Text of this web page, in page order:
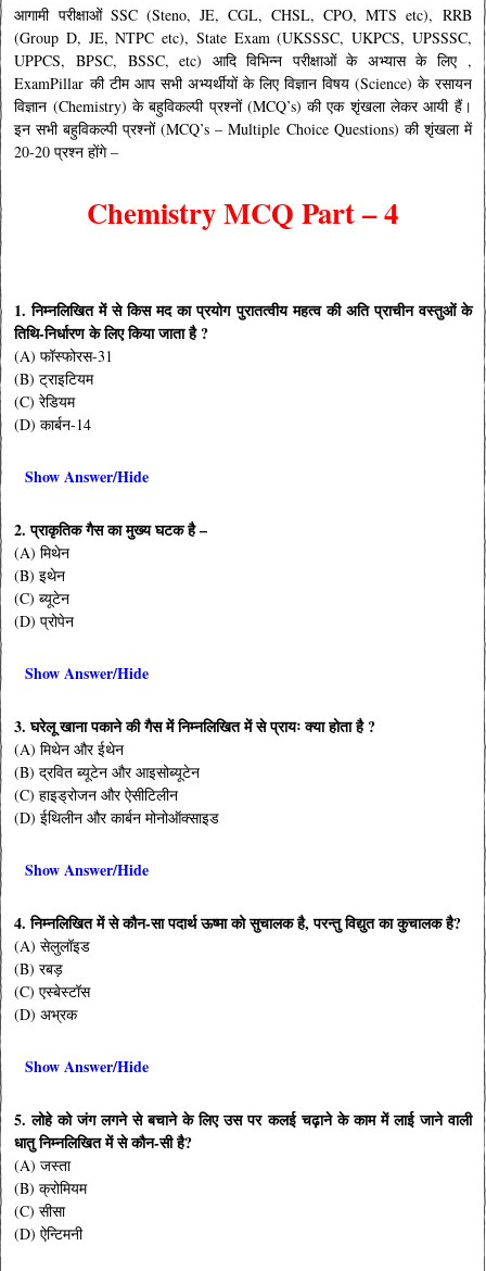
आगामी परीक्षाओं SSC (Steno, JE, CGL, CHSL, CPO, MTS etc), RRB
(Group D, JE, NTPC etc), State Exam (UKSSSC, UKPCS, UPSSSC,
UPPCS, BPSC, BSSC, etc) आदि विभिन्न परीक्षाओं के अभ्यास के लिए ,
ExamPillar की टीम आप सभी अभ्यर्थीयों के लिए विज्ञान विषय (Science) के रसायन
विज्ञान (Chemistry) के बहुविकल्पी प्रश्नों (MCQ’s) की एक शृंखला लेकर आयी हैं।
इन सभी बहुविकल्पी प्रश्नों (MCQ’s – Multiple Choice Questions) की शृंखला में
20-20 प्रश्न होंगे –
Chemistry MCQ Part – 4
1. निम्नलिखित में से किस मद का प्रयोग पुरातत्वीय महत्व की अति प्राचीन वस्तुओं के
तिथि-निर्धारण के लिए किया जाता है ?
(A) फॉस्फोरस-31
(B) ट्राइटियम
(C) रेडियम
(D) कार्बन-14
Show Answer/Hide
2. प्राकृतिक गैस का मुख्य घटक है –
(A) मिथेन
(B) इथेन
(C) ब्यूटेन
(D) प्रोपेन
Show Answer/Hide
3. घरेलू खाना पकाने की गैस में निम्नलिखित में से प्रायः क्या होता है ?
(A) मिथेन और ईथेन
(B) द्रवित ब्यूटेन और आइसोब्यूटेन
(C) हाइड्रोजन और ऐसीटिलीन
(D) ईथिलीन और कार्बन मोनोऑक्साइड
Show Answer/Hide
4. निम्नलिखित में से कौन-सा पदार्थ ऊष्मा को सुचालक है, परन्तु विद्युत का कुचालक है?
(A) सेलुलॉइड
(B) रबड़
(C) एस्बेस्टॉस
(D) अभ्रक
Show Answer/Hide
5. लोहे को जंग लगने से बचाने के लिए उस पर कलई चढ़ाने के काम में लाई जाने वाली
धातु निम्नलिखित में से कौन-सी है?
(A) जस्ता
(B) क्रोमियम
(C) सीसा
(D) ऐन्टिमनी